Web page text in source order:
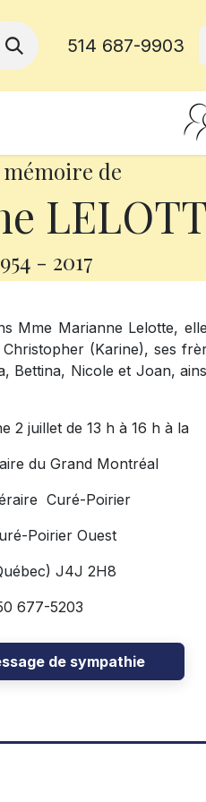
514 687-9903
mémoire de
- 2017
Mme Marianne Lelotte,
(Karine), ses
Bettina, Nicole et Joan,
2 juillet de 13 h à 16 h à la
du Grand Montréal
Curé-Poirier
Poirier Ouest
J4J 2H8
677-5203
de sympathie